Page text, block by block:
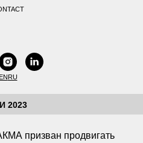
ENRU
2023
призван продвигать